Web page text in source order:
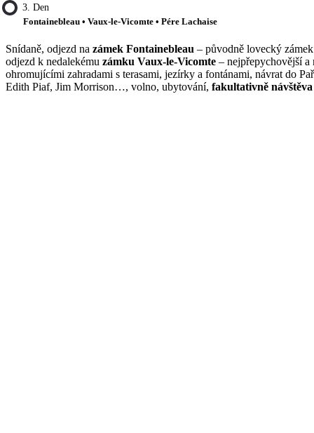
3. Den
Fontainebleau • Vaux-le-Vicomte • Pére Lachaise
Snídaně, odjezd na zámek Fontainebleau – původně lovecký
odjezd k nedalekému zámku Vaux-le-Vicomte – nejpřepychovější a
ohromujícími zahradami s terasami, jezírky a fontánami, návrat do
Edith Piaf, Jim Morrison…, volno, ubytování, fakultativně